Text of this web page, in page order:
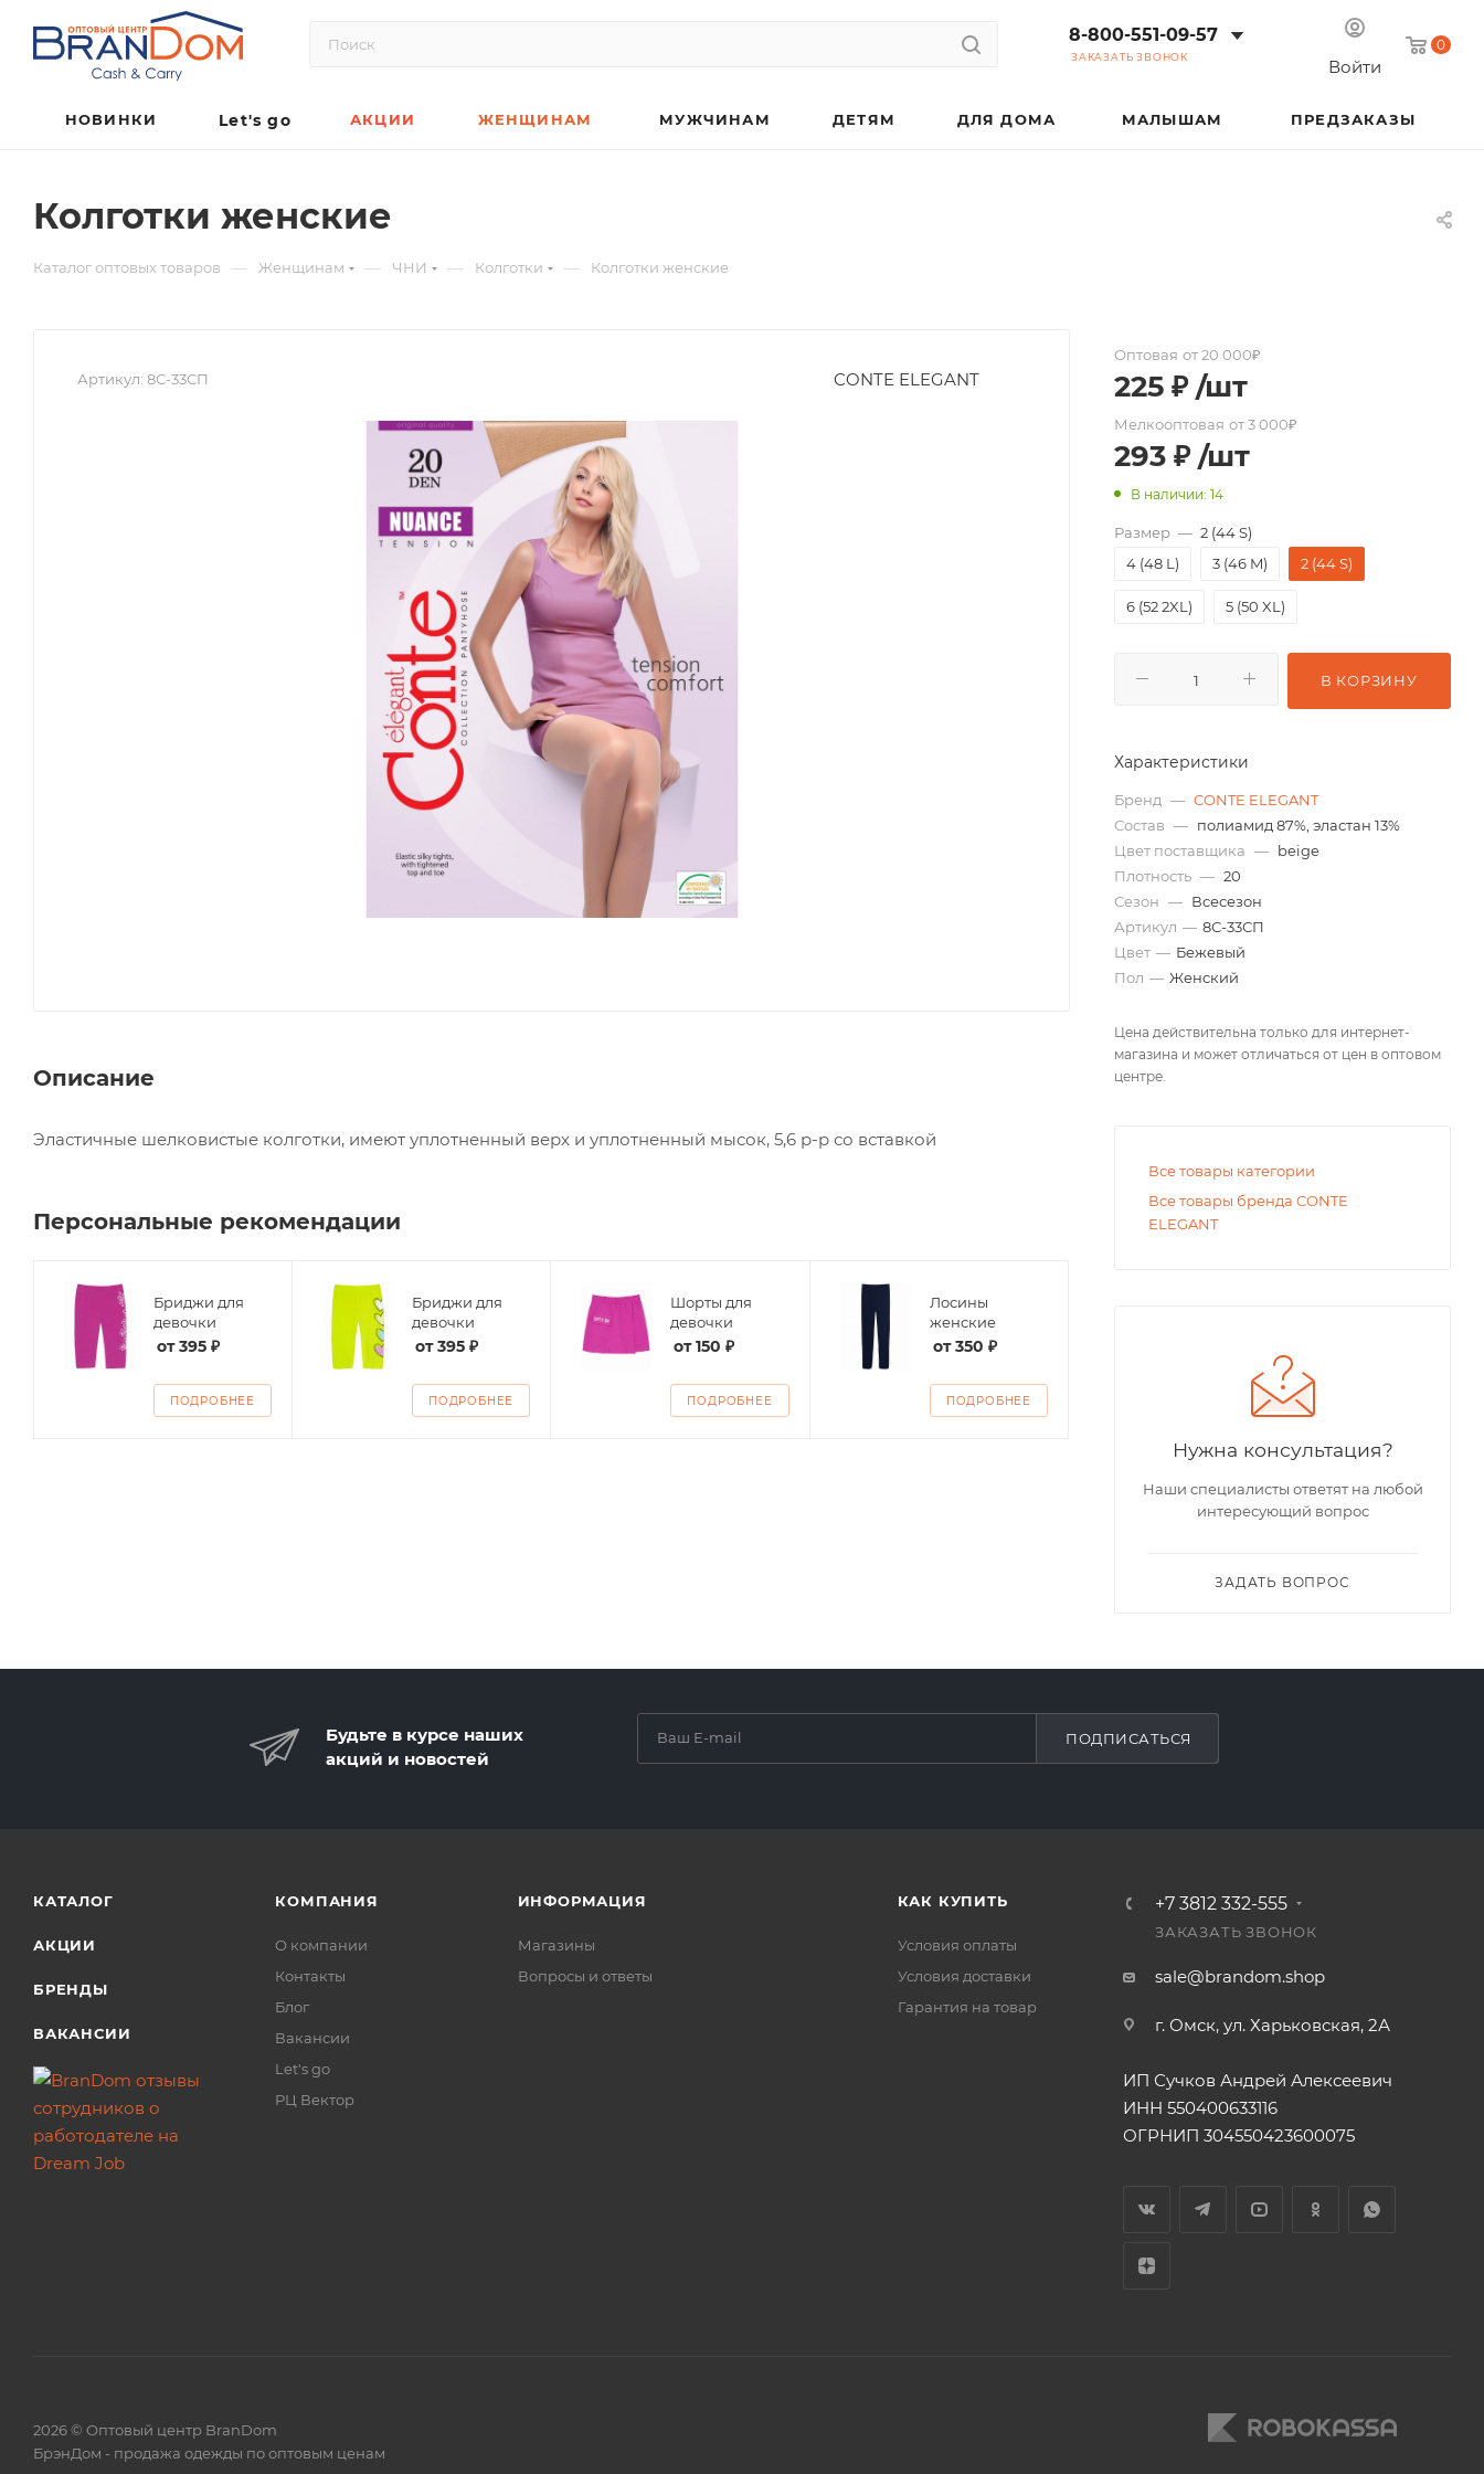
0
Войти
8-800-551-09-57
ЗАКАЗАТЬ ЗВОНОК
НОВИНКИ Let's go АКЦИИ ЖЕНЩИНАМ МУЖЧИНАМ ДЕТЯМ ДЛЯ ДОМА МАЛЫШАМ ПРЕДЗАКАЗЫ
Колготки женские
Каталог оптовых товаров — Женщинам — ЧНИ — Колготки — Колготки женские
Артикул: 8С-33СП CONTE ELEGANT
Описание
Эластичные шелковистые колготки, имеют уплотненный верх и уплотненный мысок, 5,6 р-р со вставкой
Персональные рекомендации
Бриджи для
девочки
от395 ₽
ПОДРОБНЕЕ
Бриджи для
девочки
от395 ₽
ПОДРОБНЕЕ
Шорты для
девочки
от150 ₽
ПОДРОБНЕЕ
Лосины
женские
от350 ₽
ПОДРОБНЕЕ ПОДРОБНЕЕ
Оптовая от 20 000₽
225 ₽ /шт
Мелкооптовая от 3 000₽
293 ₽ /шт
В наличии: 14
Размер — 2 (44 S)
4 (48 L)
3 (46 M) 2 (44 S)
6 (52 2XL) 5 (50 XL)
В КОРЗИНУ
Характеристики
Бренд — CONTE ELEGANT
Состав — полиамид 87%, эластан 13%
Цвет поставщика — beige
Плотность — 20
Сезон — Всесезон
Артикул — 8С-33СП
Цвет — Бежевый
Пол — Женский
Цена действительна только для интернет-
магазина и может отличаться от цен в оптовом
центре.
Все товары категории
Все товары бренда CONTE
ELEGANT
Нужна консультация?
Наши специалисты ответят на любой
интересующий вопрос
ЗАДАТЬ ВОПРОС
Будьте в курсе наших
акций и новостей
ПОДПИСАТЬСЯ
КАТАЛОГ
АКЦИИ
БРЕНДЫ
ВАКАНСИИ
КОМПАНИЯ
О компании
Контакты
Блог
Вакансии
Let's go
РЦ Вектор
ИНФОРМАЦИЯ
Магазины
Вопросы и ответы
КАК КУПИТЬ
Условия оплаты
Условия доставки
Гарантия на товар
+7 3812 332-555
ЗАКАЗАТЬ ЗВОНОК
sale@brandom.shop
г. Омск, ул. Харьковская, 2А
ИП Сучков Андрей Алексеевич
ИНН 550400633116
ОГРНИП 304550423600075
2026 © Оптовый центр BranDom
БрэнДом - продажа одежды по оптовым ценам